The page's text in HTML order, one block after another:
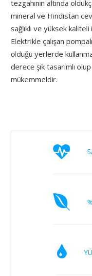
tezgahının altında
mineral ve Hindistan
sağlıklı ve yüksek
Elektrikle çalışan
olduğu yerlerde
derece şık tasarımlı
mükemmeldir.